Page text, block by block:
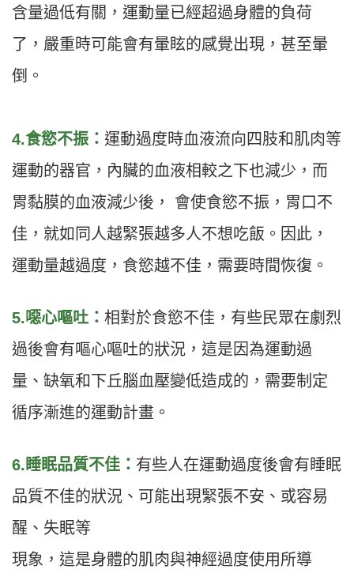
含量過低有關，運動量已經超過身體的負荷
了，嚴重時可能會有暈眩的感覺出現，甚至暈
倒。
4.食慾不振： 運動過度時血液流向四肢和肌肉等
運動的器官，內臟的血液相較之下也減少，而
胃黏膜的血液減少後， 會使食慾不振，胃口不
佳，就如同人越緊張越多人不想吃飯。因此，
運動量越過度，食慾越不佳，需要時間恢復。
5.噁心嘔吐： 相對於食慾不佳，有些民眾在劇烈
過後會有嘔心嘔吐的狀況，這是因為運動過
量、缺氧和下丘腦血壓變低造成的，需要制定
循序漸進的運動計畫。
6.睡眠品質不佳： 有些人在運動過度後會有睡眠
品質不佳的狀況、可能出現緊張不安、或容易
醒、失眠等
現象，這是身體的肌肉與神經過度使用所導